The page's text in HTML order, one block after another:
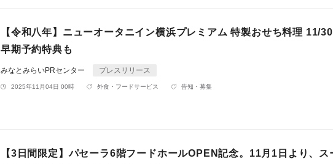
【令和八年】ニューオータニイン横浜プレミアム 特製おせち料理 11/
早期予約特典も
みなとみらいPRセンター プレスリリース
2025年11月04日 00時 外食・フードサービス 告知・募集
【3日間限定】パセーラ6階フードホールOPEN記念。11月1日より、ス